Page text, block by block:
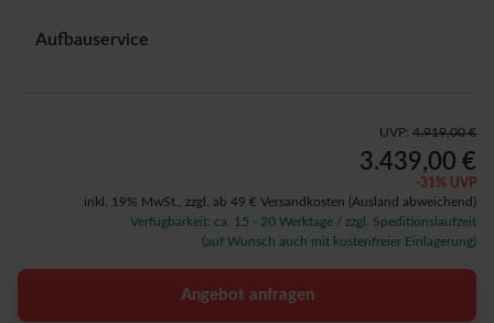
Aufbauservice
UVP: 4.919,00 €
3.439,00 €
-31 % UVP
inkl. 19% MwSt., zzgl. ab 49 € Versandkosten (Ausland abweichend)
Verfügbarkeit: ca. 15 - 20 Werktage / zzgl. Speditionslaufzeit
(auf Wunsch auch mit kostenfreier Einlagerung)
Angebot anfragen